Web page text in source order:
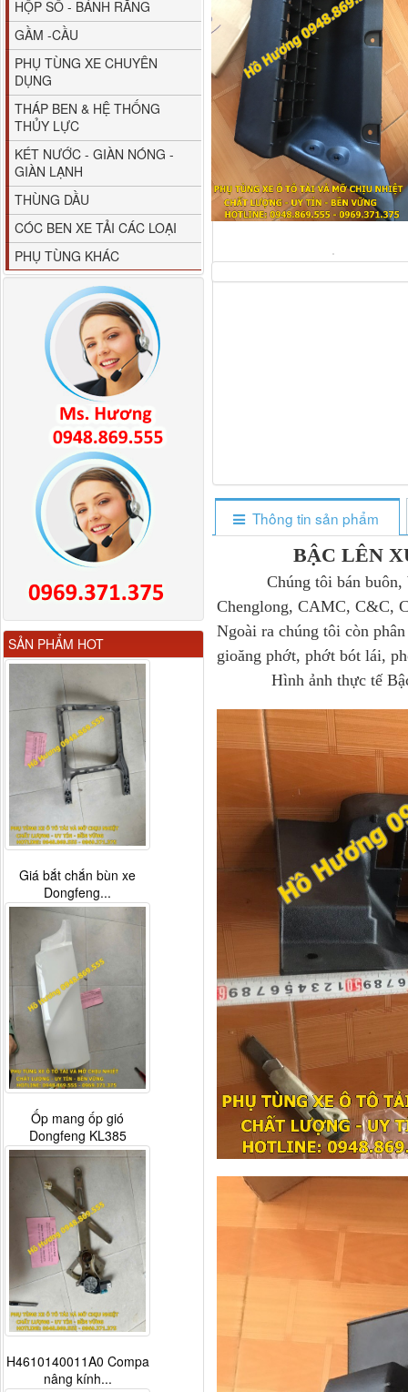
Thông tin sản phẩm
BẬC LÊN
Chúng tôi bán buôn,
Chenglong, CAMC, C&C,
Ngoài ra chúng tôi còn
gioăng phớt, phớt bót lái,
Hình ảnh thực tế Bậc
HỘP SỐ - BÁNH RĂNG
GẦM -CẦU
PHỤ TÙNG XE CHUYÊN
DỤNG
THÁP BEN & HỆ THỐNG
THỦY LỰC
KÉT NƯỚC - GIÀN NÓNG -
GIÀN LẠNH
THÙNG DẦU
CÓC BEN XE TẢI CÁC LOẠI
PHỤ TÙNG KHÁC
SẢN PHẨM HOT
80YHCB-60 Bơm xăng
dầu 60m3/h...
M4610162101A0 Tapbi
cửa Thaco...
Gương chiếu hậu FAW
JH6 có sấy...
Giá bắt chắn bùn xe
Dongfeng...
Ốp mang ốp gió
Dongfeng KL385
H4610140011A0 Compa
nâng kính...